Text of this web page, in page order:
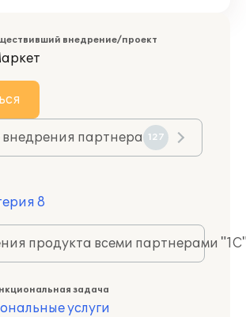
внедрение/проект
внедрения партнера 127
8
продукта всеми партнерами
задача
услуги